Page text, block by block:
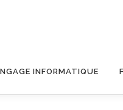
INFORMATIQUE